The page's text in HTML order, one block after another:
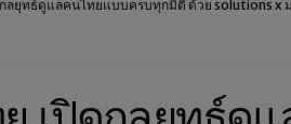
ดกลยุทธ์ดูแลคนไทยแบบครบทุกมิติ ด้วย solutions